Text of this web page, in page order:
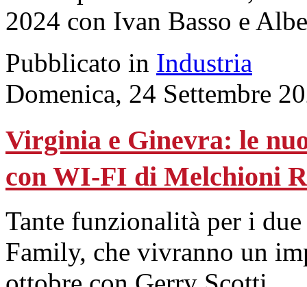
2024 con Ivan Basso e
Pubblicato in Industria
Domenica, 24 Settembre
Virginia e Ginevra: le
con WI-FI di Melchioni
Tante funzionalità per i
Family, che vivranno un